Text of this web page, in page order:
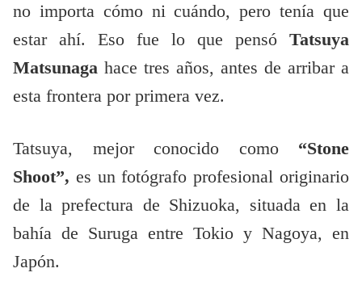
no importa cómo ni cuándo, pero tenía que
estar ahí. Eso fue lo que pensó Tatsuya
Matsunaga hace tres años, antes de arribar a
esta frontera por primera vez.
Tatsuya, mejor conocido como “Stone
Shoot”, es un fotógrafo profesional originario
de la prefectura de Shizuoka, situada en la
bahía de Suruga entre Tokio y Nagoya, en
Japón.